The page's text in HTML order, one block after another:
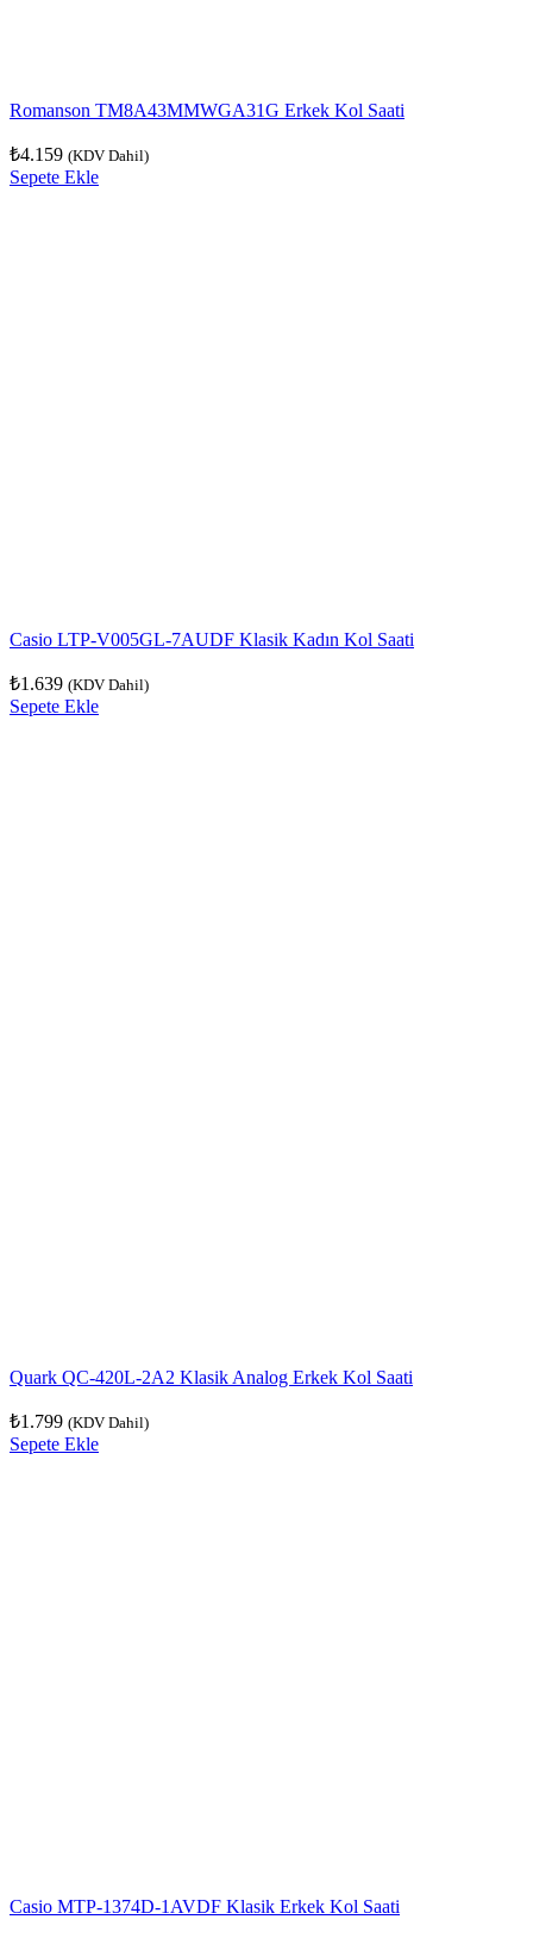
Romanson TM8A43MMWGA31G Erkek Kol Saati
₺4.159 (KDV Dahil)
Sepete Ekle
Casio LTP-V005GL-7AUDF Klasik Kadın Kol Saati
₺1.639 (KDV Dahil)
Sepete Ekle
Quark QC-420L-2A2 Klasik Analog Erkek Kol Saati
₺1.799 (KDV Dahil)
Sepete Ekle
Casio MTP-1374D-1AVDF Klasik Erkek Kol Saati